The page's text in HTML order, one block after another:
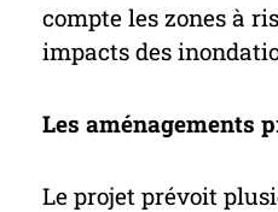
compte les zones à
impacts des
Les aménagements
Le projet prévoit